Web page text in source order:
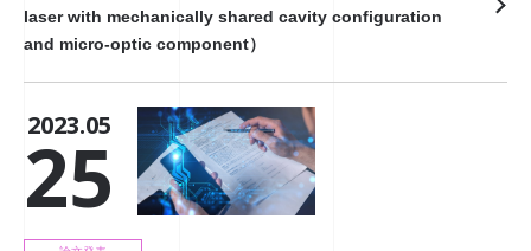
laser with mechanically shared cavity configuration
and micro-optic component）
2023.05
25